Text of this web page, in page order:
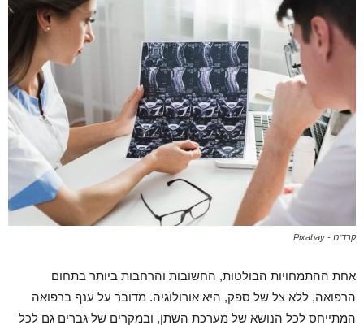
קרדיט - Pixabay
אחת ההתמחויות הבולטות, החשובות והרחבות ביותר בתחום
הרפואה, ללא צל של ספק, היא אורולוגיה. מדובר על ענף ברפואה
המתייחס לכל הנושא של מערכת השתן, ובמקרים של גברים גם לכל